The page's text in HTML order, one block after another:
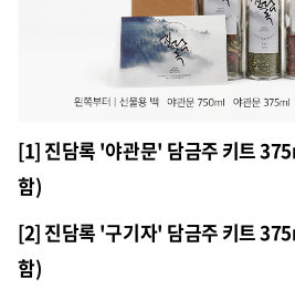
[1] 진담록 '야관문' 담금주 키트
함)
[2] 진담록 '구기자' 담금주 키트
함)